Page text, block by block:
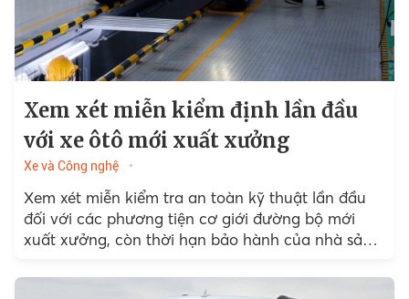
Xem xét miễn kiểm định lần đầu
với xe ôtô mới xuất xưởng
Xe và Công nghệ
Xem xét miễn kiểm tra an toàn kỹ thuật lần đầu
đối với các phương tiện cơ giới đường bộ mới
xuất xưởng, còn thời hạn bảo hành của nhà sản